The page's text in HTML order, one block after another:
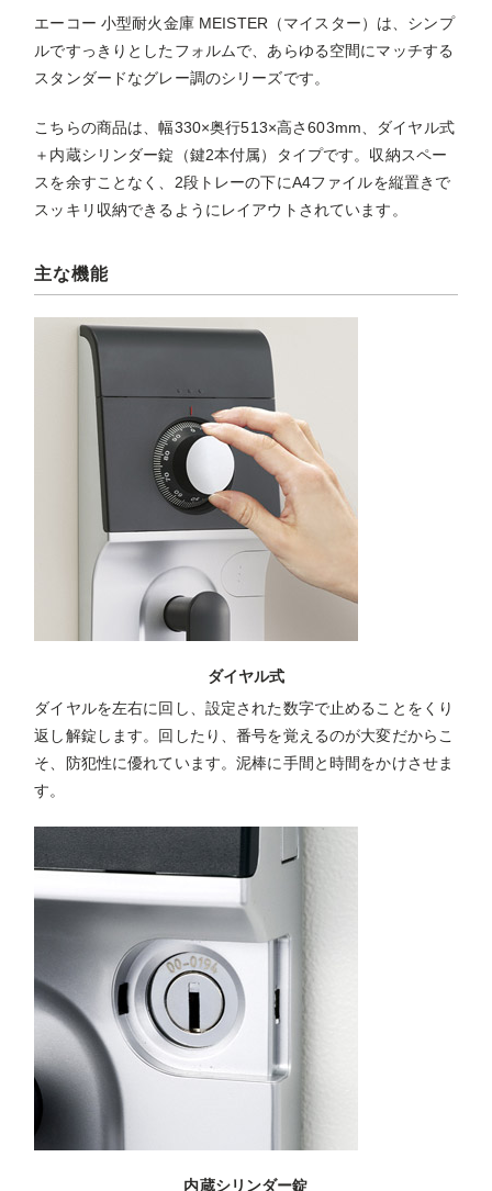
エーコー 小型耐火金庫 MEISTER（マイスター）は、シンプ
ルですっきりとしたフォルムで、あらゆる空間にマッチする
スタンダードなグレー調のシリーズです。
こちらの商品は、幅330×奥行513×高さ603mm、ダイヤル式
＋内蔵シリンダー錠（鍵2本付属）タイプです。収納スペー
スを余すことなく、2段トレーの下にA4ファイルを縦置きで
スッキリ収納できるようにレイアウトされています。
主な機能
ダイヤル式
ダイヤルを左右に回し、設定された数字で止めることをくり
返し解錠します。回したり、番号を覚えるのが大変だからこ
そ、防犯性に優れています。泥棒に手間と時間をかけさせま
す。
内蔵シリンダー錠